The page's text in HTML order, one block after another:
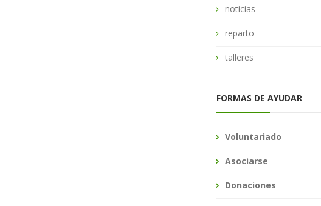
noticias
reparto
talleres
FORMAS DE AYUDAR
Voluntariado
Asociarse
Donaciones